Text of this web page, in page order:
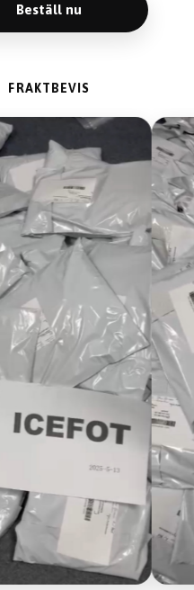
Beställ nu
FRAKTBEVIS